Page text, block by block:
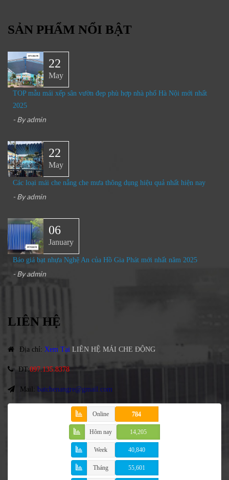
SẢN PHẨM NỔI BẬT
22
May
TOP mẫu mái xếp sân vườn đẹp phù hợp nhà phố Hà Nội mới nhất
2025
- Byadmin
22
May
Các loại mái che nắng che mưa thông dụng hiệu quả nhất hiện nay
- Byadmin
06
January
Báo giá bạt nhựa Nghệ An của Hồ Gia Phát mới nhất năm 2025
- Byadmin
LIÊN HỆ
Địa chỉ: Xem Tại LIÊN HỆ MÁI CHE ĐỘNG
ĐT:097.135.8378
Mail: batchenangre@gmail.com
Online 784
Hôm nay 14,205
Week 40,840
Tháng 55,601